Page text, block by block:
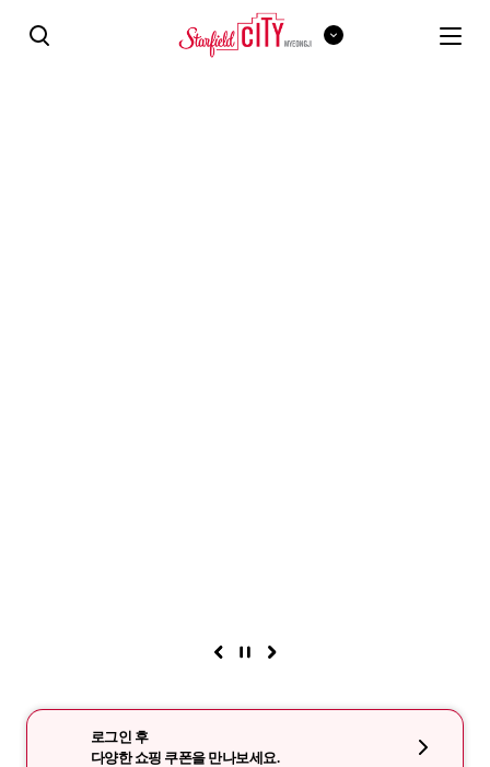
로그인 후
다양한 쇼핑 쿠폰을 만나보세요.